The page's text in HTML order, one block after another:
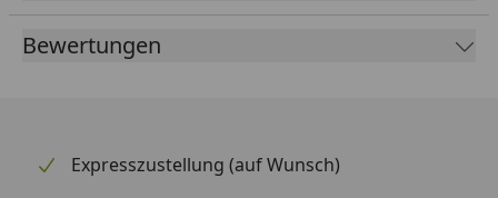
Lieferumfang
Rinnenrohre
(siehe Reiter
Überlaufstopp
Bewertungen
Expresszustellung (auf Wunsch)